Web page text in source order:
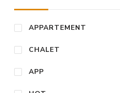
APPARTEMENT
CHALET
APP